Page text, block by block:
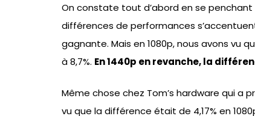
On constate tout d’abord en se
différences de performances
gagnante. Mais en 1080p, nous avons vu
à 8,7%. En 1440p en revanche, la
Même chose chez Tom’s hardware qui a
vu que la différence était de 4,17% en